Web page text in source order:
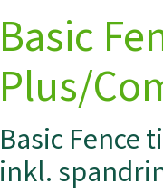
Basic
Plus/
Basic Fence
inkl.